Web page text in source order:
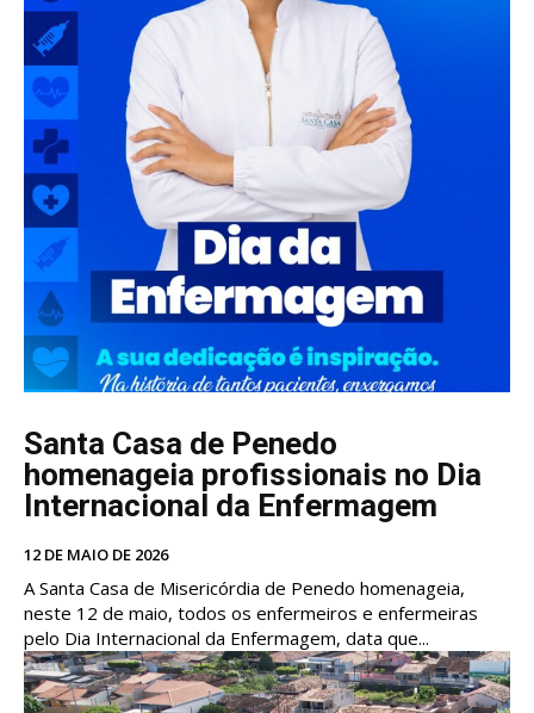
Santa Casa de Penedo
homenageia profissionais no Dia
Internacional da Enfermagem
12 DE MAIO DE 2026
A Santa Casa de Misericórdia de Penedo homenageia,
neste 12 de maio, todos os enfermeiros e enfermeiras
pelo Dia Internacional da Enfermagem, data que...